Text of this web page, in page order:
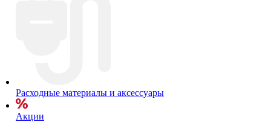
Расходные материалы и аксессуары
Акции